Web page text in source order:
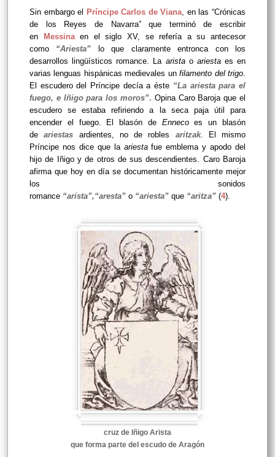
Sin embargo el Príncipe Carlos de Viana, en las “Crónicas
de los Reyes de Navarra” que terminó de escribir
en
Messina en el siglo XV, se refería a su antecesor
como “Ariesta” lo que claramente entronca con los
desarrollos lingüísticos romance. La aristao ariestaes en
varias lenguas hispánicas medievales unfilamento del trigo.
El escudero del Príncipe decía a éste “La ariesta para el
fuego, e Iñigo para los moros”. Opina Caro Baroja que el
escudero se estaba refiriendo a la seca paja útil para
encender el fuego. El blasón de Ennecoes un blasón
deariestas ardientes, no de robles aritzak. El mismo
Príncipe nos dice que la ariestafue emblema y apodo del
hijo de Iñigo y de otros de sus descendientes. Caro Baroja
afirma que hoy en día se documentan históricamente mejor
los sonidos
romance “arista”,“aresta” o “ariesta” que “aritza” (4).
cruz de Iñigo Arista
que forma parte del escudo de Aragón